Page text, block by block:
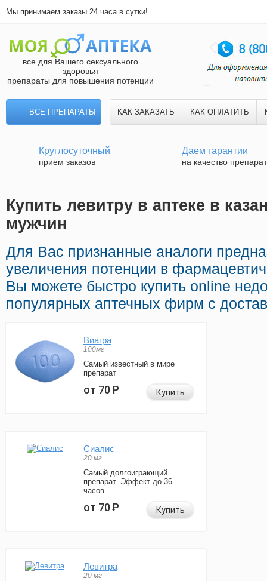
Мы принимаем заказы 24 часа в сутки!
все для Вашего сексуального
здоровья
препараты для повышения потенции
ВСЕ ПРЕПАРАТЫ КАК ЗАКАЗАТЬ КАК ОПЛАТИТЬ
Круглосуточный
прием заказов
Даем гарантии
на качество
Купить левитру в аптеке в
мужчин
Для Вас признанные аналоги
увеличения потенции в
Вы можете быстро купить online
популярных аптечных фирм с
Виагра
100мг
Самый известный в мире
препарат
от 70Р Купить
Сиалис
20 мг
Самый долгоиграющий
препарат. Эффект до 36
часов.
от 70Р Купить
Левитра
20 мг